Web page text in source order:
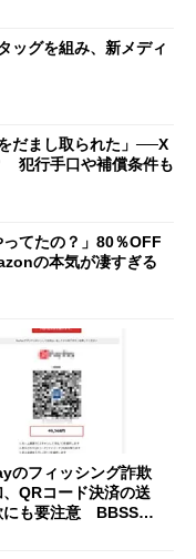
ッグを組み、新メディ
だまし取られた」──X
犯行手口や補償条件も
ってたの？」80％OFF
の本気が凄すぎる
のフィッシング詐欺
QRコード決済の送
にも要注意 BBSSが